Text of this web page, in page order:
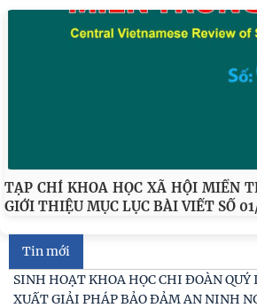
TẠP CHÍ KHOA HỌC XÃ HỘI MIỀN
GIỚI THIỆU MỤC LỤC BÀI VIẾT SỐ
Tin mới
Đối thoại ICWA – VASS lần thứ 6: Thúc
Chiến lược Toàn diện tăng cường Việt
Viện Khoa học xã hội vùng Trung Bộ và
gia Chương trình làm việc với Sở Khoa
việc với Sở Khoa học và Công nghệ tỉnh
SINH HOẠT KHOA HỌC CHI ĐOÀN
XUẤT GIẢI PHÁP BẢO ĐẢM AN NINH